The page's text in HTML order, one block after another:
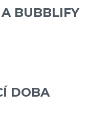
BUBBLIFY
DOBA